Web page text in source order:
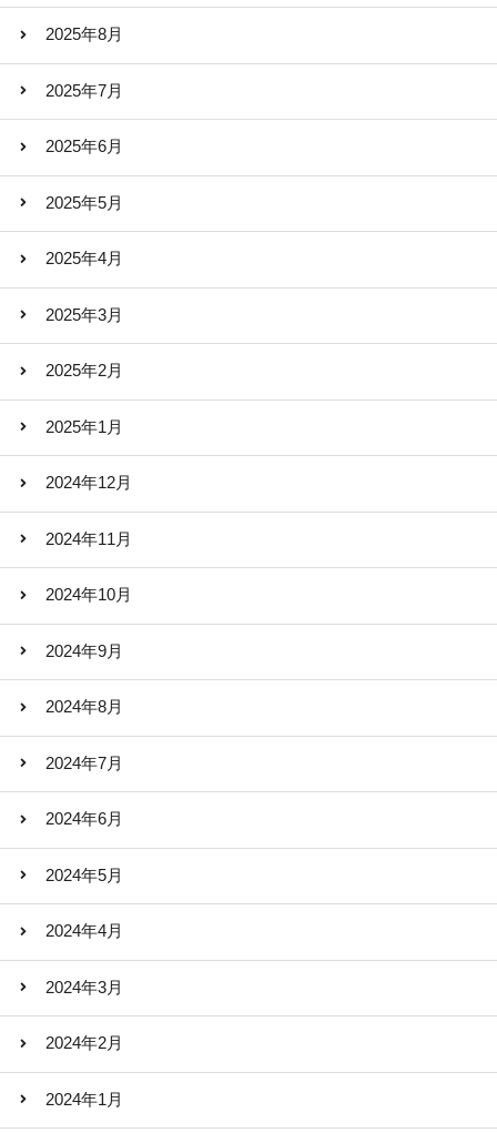
2025年8月
2025年7月
2025年6月
2025年5月
2025年4月
2025年3月
2025年2月
2025年1月
2024年12月
2024年11月
2024年10月
2024年9月
2024年8月
2024年7月
2024年6月
2024年5月
2024年4月
2024年3月
2024年2月
2024年1月